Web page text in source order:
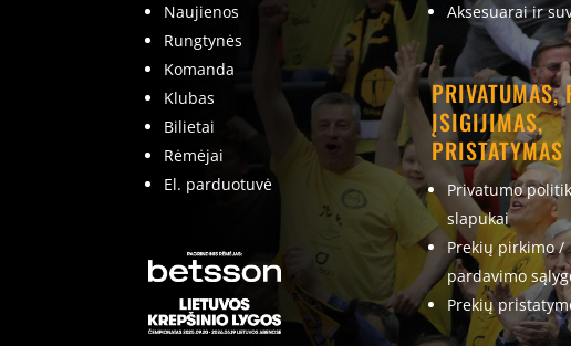
Naujienos
Rungtynės
Komanda
Klubas
Bilietai
Rėmėjai
El. parduotuvė
Aksesuarai ir
PRIVATUMAS,
ĮSIGIJIMAS,
PRISTATYMAS
Privatumo
slapukai
Prekių pirkimo /
pardavimo
Prekių